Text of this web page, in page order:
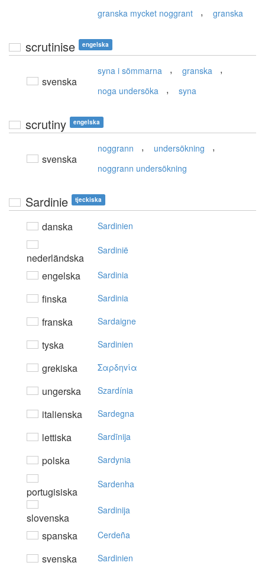
granska mycket noggrant , granska
scrutinise engelska
svenska
syna i sömmarna , granska ,
noga undersöka , syna
scrutiny engelska
svenska
noggrann , undersökning ,
noggrann undersökning
Sardinie tjeckiska
danska Sardinien
nederländska
Sardinië
engelska Sardinia
finska Sardinia
franska Sardaigne
tyska Sardinien
grekiska Σαρδηvία
ungerska Szardínia
italienska Sardegna
lettiska Sardīnija
polska Sardynia
portugisiska
Sardenha
slovenska
Sardinija
spanska Cerdeña
svenska Sardinien